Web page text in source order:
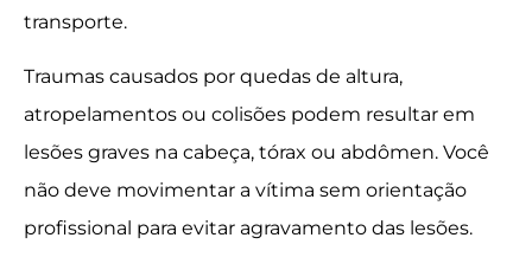
transporte.
Traumas causados por quedas de altura,
atropelamentos ou colisões podem resultar em
lesões graves na cabeça, tórax ou abdômen. Você
não deve movimentar a vítima sem orientação
profissional para evitar agravamento das lesões.